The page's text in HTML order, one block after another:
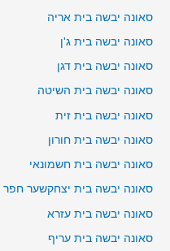
סאונה יבשה בית אריה
סאונה יבשה בית ג'ן
סאונה יבשה בית דגן
סאונה יבשה בית השיטה
סאונה יבשה בית זית
סאונה יבשה בית חורון
סאונה יבשה בית חשמונאי
סאונה יבשה בית יצחקשער חפר
סאונה יבשה בית עזרא
סאונה יבשה בית עריף